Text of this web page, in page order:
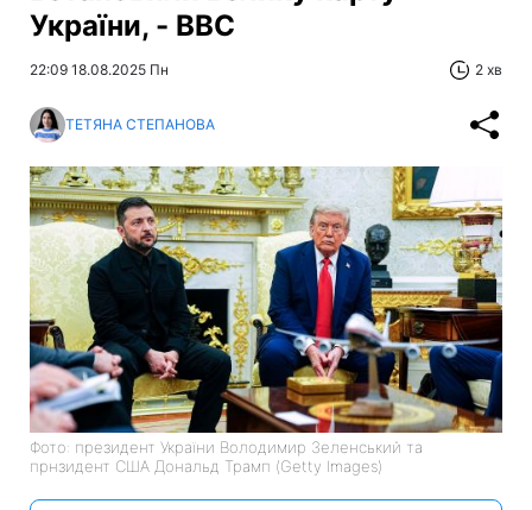
України, - BBC
22:09 18.08.2025 Пн 2 хв
ТЕТЯНА СТЕПАНОВА
Фото: президент України Володимир Зеленський та
прнзидент США Дональд Трамп (Getty Images)